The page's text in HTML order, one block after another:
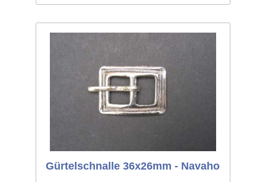
Gürtelschnalle 36x26mm - Navaho